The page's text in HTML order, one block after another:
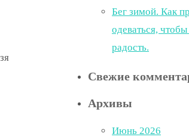
Бег зимой. Как
одеваться,
радость.
Свежие
Архивы
Июнь 2026